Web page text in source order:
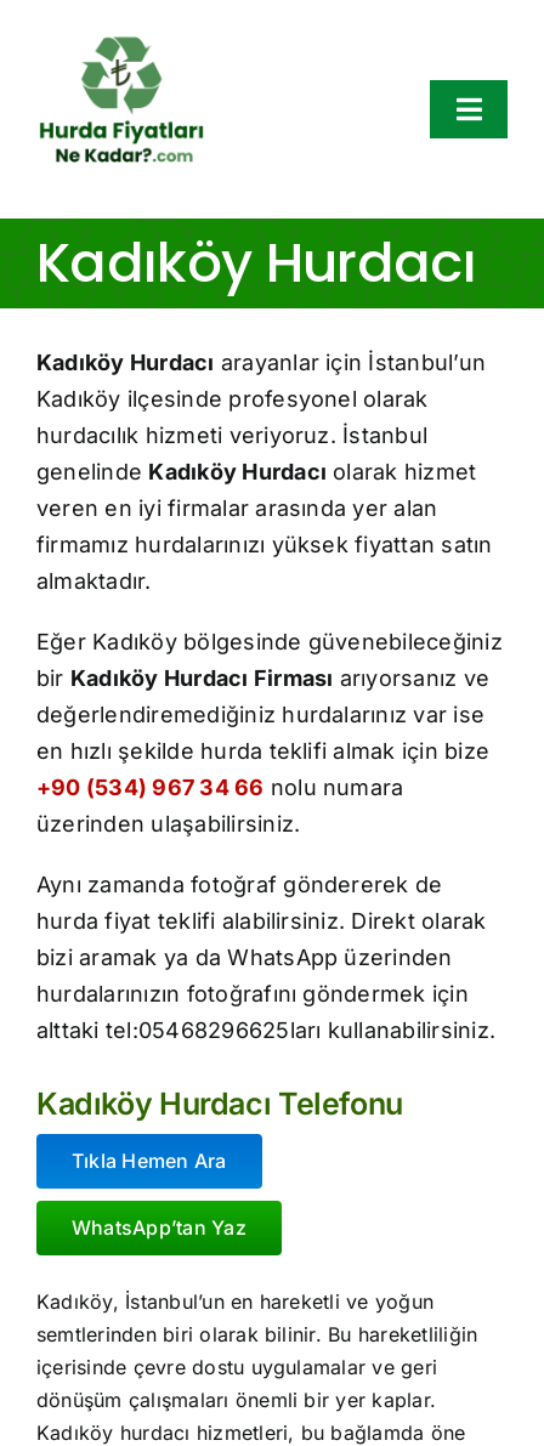
Hurda Fiyatları
Bölgeler
Hakkımızda
Blog
İletişim
Kadıköy Hurdacı
Kadıköy Hurdacı arayanlar için İstanbul’un
Kadıköy ilçesinde profesyonel olarak
hurdacılık hizmeti veriyoruz. İstanbul
genelinde Kadıköy Hurdacı olarak hizmet
veren en iyi firmalar arasında yer alan
firmamız hurdalarınızı yüksek fiyattan satın
almaktadır.
Eğer Kadıköy bölgesinde güvenebileceğiniz
bir Kadıköy Hurdacı Firması arıyorsanız ve
değerlendiremediğiniz hurdalarınız var ise
en hızlı şekilde hurda teklifi almak için bize
+90 (534) 967 34 66 nolu numara
üzerinden ulaşabilirsiniz.
Aynı zamanda fotoğraf göndererek de
hurda fiyat teklifi alabilirsiniz. Direkt olarak
bizi aramak ya da WhatsApp üzerinden
hurdalarınızın fotoğrafını göndermek için
alttaki tel:05468296625ları kullanabilirsiniz.
Kadıköy Hurdacı Telefonu
Tıkla Hemen Ara
WhatsApp’tan Yaz
Kadıköy, İstanbul’un en hareketli ve yoğun
semtlerinden biri olarak bilinir. Bu hareketliliğin
içerisinde çevre dostu uygulamalar ve geri
dönüşüm çalışmaları önemli bir yer kaplar.
Kadıköy hurdacı hizmetleri, bu bağlamda öne